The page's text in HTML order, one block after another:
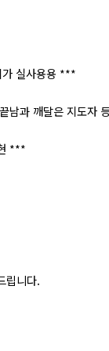
실사용용 ***
남과 깨달은 지도자
***
립니다.